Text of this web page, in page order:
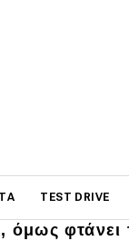
TEST DRIVE
Off road,
όμως φτάνει